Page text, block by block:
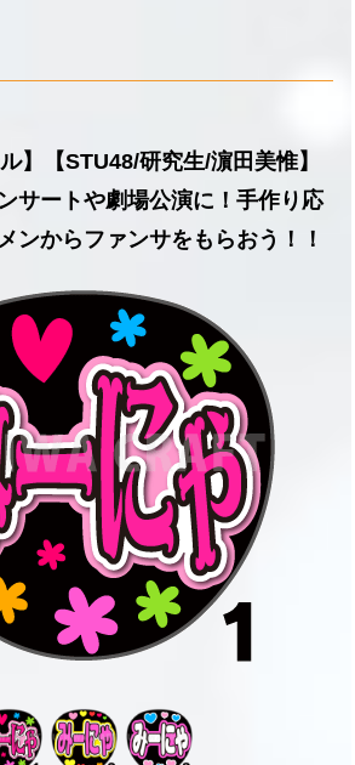
】【STU48/研究生/濵田美惟】
サートや劇場公演に！手作り応
ンからファンサをもらおう！！